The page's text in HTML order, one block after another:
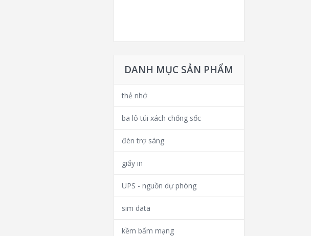
DANH MỤC SẢN PHẨM
thẻ nhớ
ba lô túi xách chống sốc
đèn trợ sáng
giấy in
UPS - nguồn dự phòng
sim data
kềm bấm mạng